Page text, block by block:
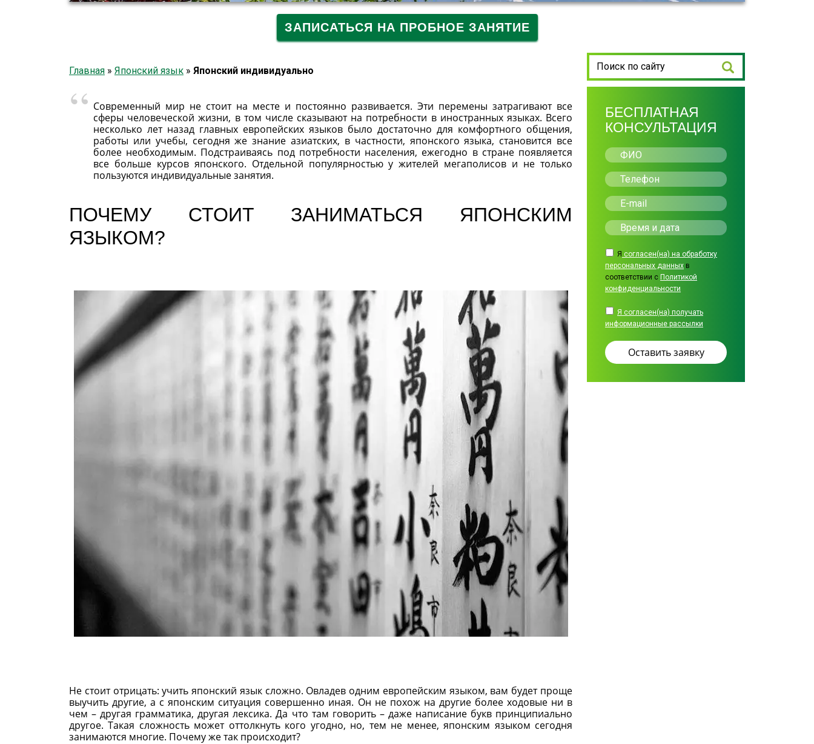
ЗАПИСАТЬСЯ НА ПРОБНОЕ ЗАНЯТИЕ
Главная » Японский язык » Японский индивидуально
Современный мир не стоит на месте и постоянно развивается. Эти перемены затрагивают все
сферы человеческой жизни, в том числе сказывают на потребности в иностранных языках. Всего
несколько лет назад главных европейских языков было достаточно для комфортного общения,
работы или учебы, сегодня же знание азиатских, в частности, японского языка, становится все
более необходимым. Подстраиваясь под потребности населения, ежегодно в стране появляется
все больше курсов японского. Отдельной популярностью у жителей мегаполисов и не только
пользуются индивидуальные занятия.
ПОЧЕМУ СТОИТ ЗАНИМАТЬСЯ ЯПОНСКИМ
ЯЗЫКОМ?
Не стоит отрицать: учить японский язык сложно. Овладев одним европейским языком, вам будет проще
выучить другие, а с японским ситуация совершенно иная. Он не похож на другие более ходовые ни в
чем – другая грамматика, другая лексика. Да что там говорить – даже написание букв принципиально
другое. Такая сложность может оттолкнуть кого угодно, но, тем не менее, японским языком сегодня
занимаются многие. Почему же так происходит?
БЕСПЛАТНАЯ
КОНСУЛЬТАЦИЯ
Я согласен(на) на обработку
персональных данных в
соответствии с Политикой
конфиденциальности
Я согласен(на) получать
информационные рассылки